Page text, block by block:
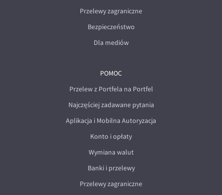
Przelewy zagraniczne
Bezpieczeństwo
Dla mediów
POMOC
Przelew z Portfela na Portfel
Najczęściej zadawane pytania
Aplikacja i Mobilna Autoryzacja
Konto i opłaty
Wymiana walut
Banki i przelewy
Przelewy zagraniczne